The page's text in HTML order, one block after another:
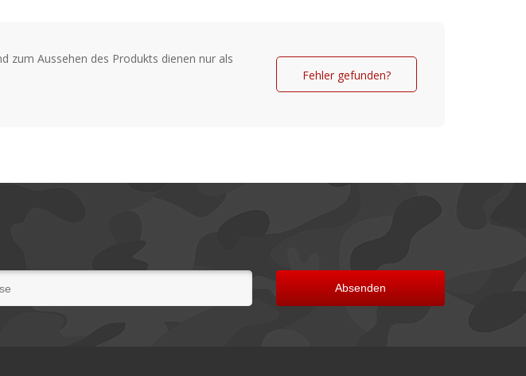
zum Aussehen des Produkts dienen nur als
Fehler gefunden?
Absenden